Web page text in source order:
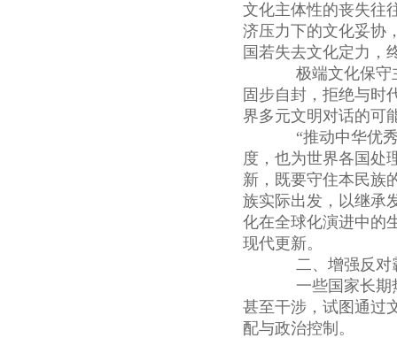
文化主体性的丧失往
济压力下的文化妥协
国若失去文化定力，
极端文化保守主
固步自封，拒绝与时
界多元文明对话的可
“推动中华优秀
度，也为世界各国处
新，既要守住本民族
族实际出发，以继承
化在全球化演进中的
现代更新。
二、增强反对
一些国家长期热
甚至干涉，试图通过
配与政治控制。